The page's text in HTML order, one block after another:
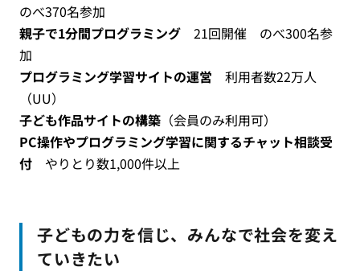
のべ370名参加
親子で1分間プログラミング 21回開催 のべ300名参
加
プログラミング学習サイトの運営 利用者数22万人
（UU）
子ども作品サイトの構築 （会員のみ利用可）
PC操作やプログラミング学習に関するチャット相談受
付 やりとり数1,000件以上
子どもの力を信じ、みんなで社会を変え
ていきたい